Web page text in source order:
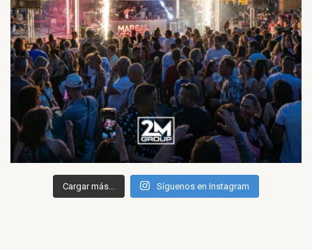
Cargar más... Síguenos en Instagram